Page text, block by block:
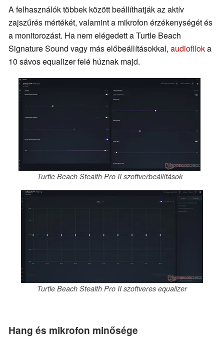
A felhasználók többek között beállíthatják az aktív
zajszűrés mértékét, valamint a mikrofon érzékenységét és
a monitorozást. Ha nem elégedett a Turtle Beach
Signature Sound vagy más előbeállításokkal, audiofiloka
10 sávos equalizer felé húznak majd.
Turtle Beach Stealth Pro II szoftverbeállítások
Turtle Beach Stealth Pro II szoftveres equalizer
Hang és mikrofon minősége